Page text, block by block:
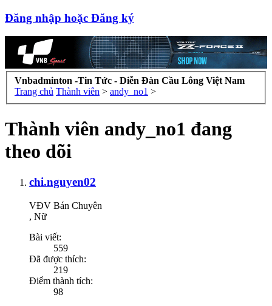
Đăng nhập hoặc Đăng ký
Vnbadminton -Tin Tức - Diễn Đàn Cầu Lông Việt Nam
Trang chủ Thành viên > andy_no1 >
Thành viên andy_no1 đang
theo dõi
chi.nguyen02
VĐV Bán Chuyên
, Nữ
Bài viết:
559
Đã được thích:
219
Điểm thành tích:
98